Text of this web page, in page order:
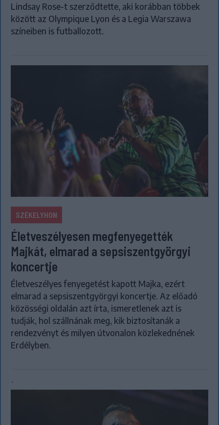
Lindsay Rose-t szerződtette, aki korábban többek
között az Olympique Lyon és a Legia Warszawa
színeiben is futballozott.
SZÉKELYHON
Életveszélyesen megfenyegették
Majkát, elmarad a sepsiszentgyörgyi
koncertje
Életveszélyes fenyegetést kapott Majka, ezért
elmarad a sepsiszentgyörgyi koncertje. Az előadó
közösségi oldalán azt írta, ismeretlenek azt is
tudják, hol szállnának meg, kik biztosítanák a
rendezvényt és milyen útvonalon közlekednének
Erdélyben.
`